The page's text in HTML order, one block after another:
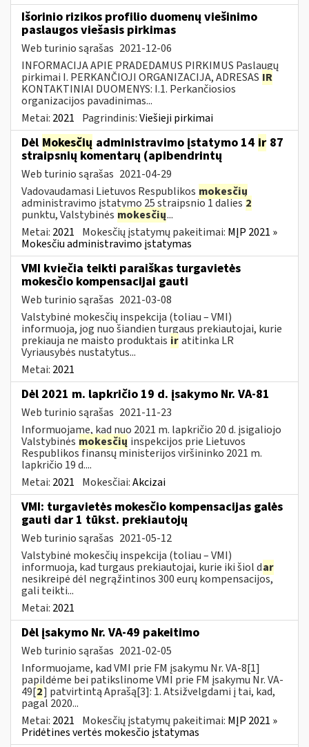
Išorinio rizikos profilio duomenų viešinimo
paslaugos viešasis pirkimas
Web turinio sąrašas 2021-12-06
INFORMACIJA APIE PRADEDAMUS PIRKIMUS Paslaugų
pirkimai I. PERKANČIOJI ORGANIZACIJA, ADRESAS IR
KONTAKTINIAI DUOMENYS: I.1. Perkančiosios
organizacijos pavadinimas...
Metai: 2021 Pagrindinis:Viešieji pirkimai
Dėl Mokesčių administravimo įstatymo 14 ir 87
straipsnių komentarų (apibendrintų
Web turinio sąrašas 2021-04-29
Vadovaudamasi Lietuvos Respublikos mokesčių
administravimo įstatymo 25 straipsnio 1 dalies2
punktu, Valstybinės mokesčių...
Metai: 2021 Mokesčių įstatymų pakeitimai: MĮP 2021 »
Mokesčiu administravimo įstatymas
VMI kviečia teikti paraiškas turgavietės
mokesčio kompensacijai gauti
Web turinio sąrašas 2021-03-08
Valstybinė mokesčių inspekcija (toliau – VMI)
informuoja, jog nuo šiandien turgaus prekiautojai, kurie
prekiauja ne maisto produktais iratitinka LR
Vyriausybės nustatytus...
Metai: 2021
Dėl 2021 m. lapkričio 19 d. įsakymo Nr. VA-81
Web turinio sąrašas 2021-11-23
Informuojame, kad nuo 2021 m. lapkričio 20 d. įsigaliojo
Valstybinės mokesčių inspekcijos prie Lietuvos
Respublikos finansų ministerijos viršininko 2021 m.
lapkričio 19 d....
Metai: 2021 Mokesčiai:Akcizai
VMI: turgavietės mokesčio kompensacijas galės
gauti dar 1 tūkst. prekiautojų
Web turinio sąrašas 2021-05-12
Valstybinė mokesčių inspekcija (toliau – VMI)
informuoja, kad turgaus prekiautojai, kurie iki šiol dar
nesikreipė dėl negrąžintinos 300 eurų kompensacijos,
gali teikti...
Metai: 2021
Dėl įsakymo Nr. VA-49 pakeitimo
Web turinio sąrašas 2021-02-05
Informuojame, kad VMI prie FM įsakymu Nr. VA-8[1]
papildėme bei patikslinome VMI prie FM įsakymu Nr. VA-
49[2] patvirtintą Aprašą[3]: 1. Atsižvelgdami į tai, kad,
pagal 2020...
Metai: 2021 Mokesčių įstatymų pakeitimai: MĮP 2021 »
Pridėtines vertės mokesčio įstatymas